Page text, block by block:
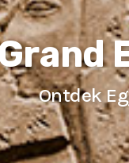
Ontdek